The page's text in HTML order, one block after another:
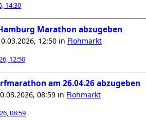
14:30
Marathon abzugeben
12:50 in Flohmarkt
12:50
am 26.04.26 abzugeben
08:59 in Flohmarkt
08:59